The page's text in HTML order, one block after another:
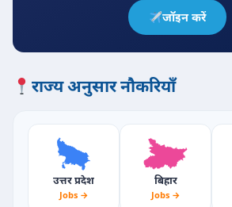
जॉइन करें
राज्य अनुसार नौकरियाँ
उत्तर प्रदेश
Jobs →
बिहार
Jobs →